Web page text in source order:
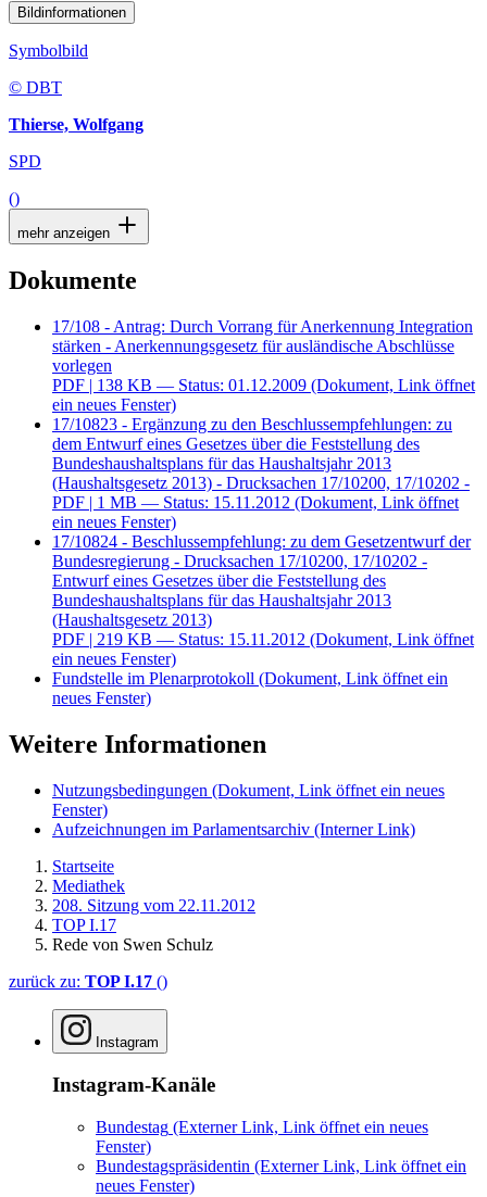
Bildinformationen
Symbolbild
© DBT
Thierse, Wolfgang
SPD
()
mehr anzeigen
Dokumente
17/108 - Antrag: Durch Vorrang für Anerkennung Integration
stärken - Anerkennungsgesetz für ausländische Abschlüsse
vorlegen
PDF | 138 KB — Status: 01.12.2009 (Dokument, Link öffnet
ein neues Fenster)
17/10823 - Ergänzung zu den Beschlussempfehlungen: zu
dem Entwurf eines Gesetzes über die Feststellung des
Bundeshaushaltsplans für das Haushaltsjahr 2013
(Haushaltsgesetz 2013) - Drucksachen 17/10200, 17/10202 -
PDF | 1 MB — Status: 15.11.2012 (Dokument, Link öffnet
ein neues Fenster)
17/10824 - Beschlussempfehlung: zu dem Gesetzentwurf der
Bundesregierung - Drucksachen 17/10200, 17/10202 -
Entwurf eines Gesetzes über die Feststellung des
Bundeshaushaltsplans für das Haushaltsjahr 2013
(Haushaltsgesetz 2013)
PDF | 219 KB — Status: 15.11.2012 (Dokument, Link öffnet
ein neues Fenster)
Fundstelle im Plenarprotokoll (Dokument, Link öffnet ein
neues Fenster)
Weitere Informationen
Nutzungsbedingungen (Dokument, Link öffnet ein neues
Fenster)
Aufzeichnungen im Parlamentsarchiv (Interner Link)
Startseite
Mediathek
208. Sitzung vom 22.11.2012
TOP I.17
Rede von Swen Schulz
zurück zu: TOP I.17 ()
Instagram
Instagram-Kanäle
Bundestag (Externer Link, Link öffnet ein neues
Fenster)
Bundestagspräsidentin (Externer Link, Link öffnet ein
neues Fenster)